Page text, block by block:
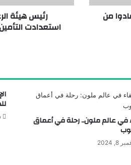
استفادوا من رئيس هيئة
استعدادت
في عالم ملون.. رحلة في أعماق
8, 2024